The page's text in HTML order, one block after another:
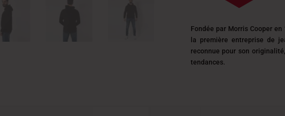
Fondée par Morris Cooper en
la première entreprise de
reconnue pour son
tendances.